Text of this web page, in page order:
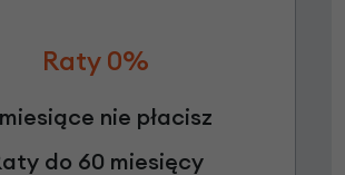
Raty 0%
nie płacisz
do 60 miesięcy